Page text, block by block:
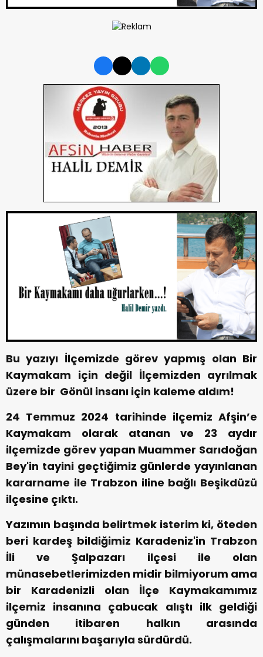
Bu yazıyı İlçemizde görev yapmış olan Bir
Kaymakam için değil İlçemizden ayrılmak
üzere bir Gönül insanı için kaleme aldım!
24 Temmuz 2024 tarihinde ilçemiz Afşin’e
Kaymakam olarak atanan ve 23 aydır
ilçemizde görev yapan Muammer Sarıdoğan
Bey'in tayini geçtiğimiz günlerde yayınlanan
kararname ile Trabzon iline bağlı Beşikdüzü
ilçesine çıktı.
Yazımın başında belirtmek isterim ki, öteden
beri kardeş bildiğimiz Karadeniz'in Trabzon
İli ve Şalpazarı ilçesi ile olan
münasebetlerimizden midir bilmiyorum ama
bir Karadenizli olan İlçe Kaymakamımız
ilçemiz insanına çabucak alıştı ilk geldiği
günden itibaren halkın arasında
çalışmalarını başarıyla sürdürdü.